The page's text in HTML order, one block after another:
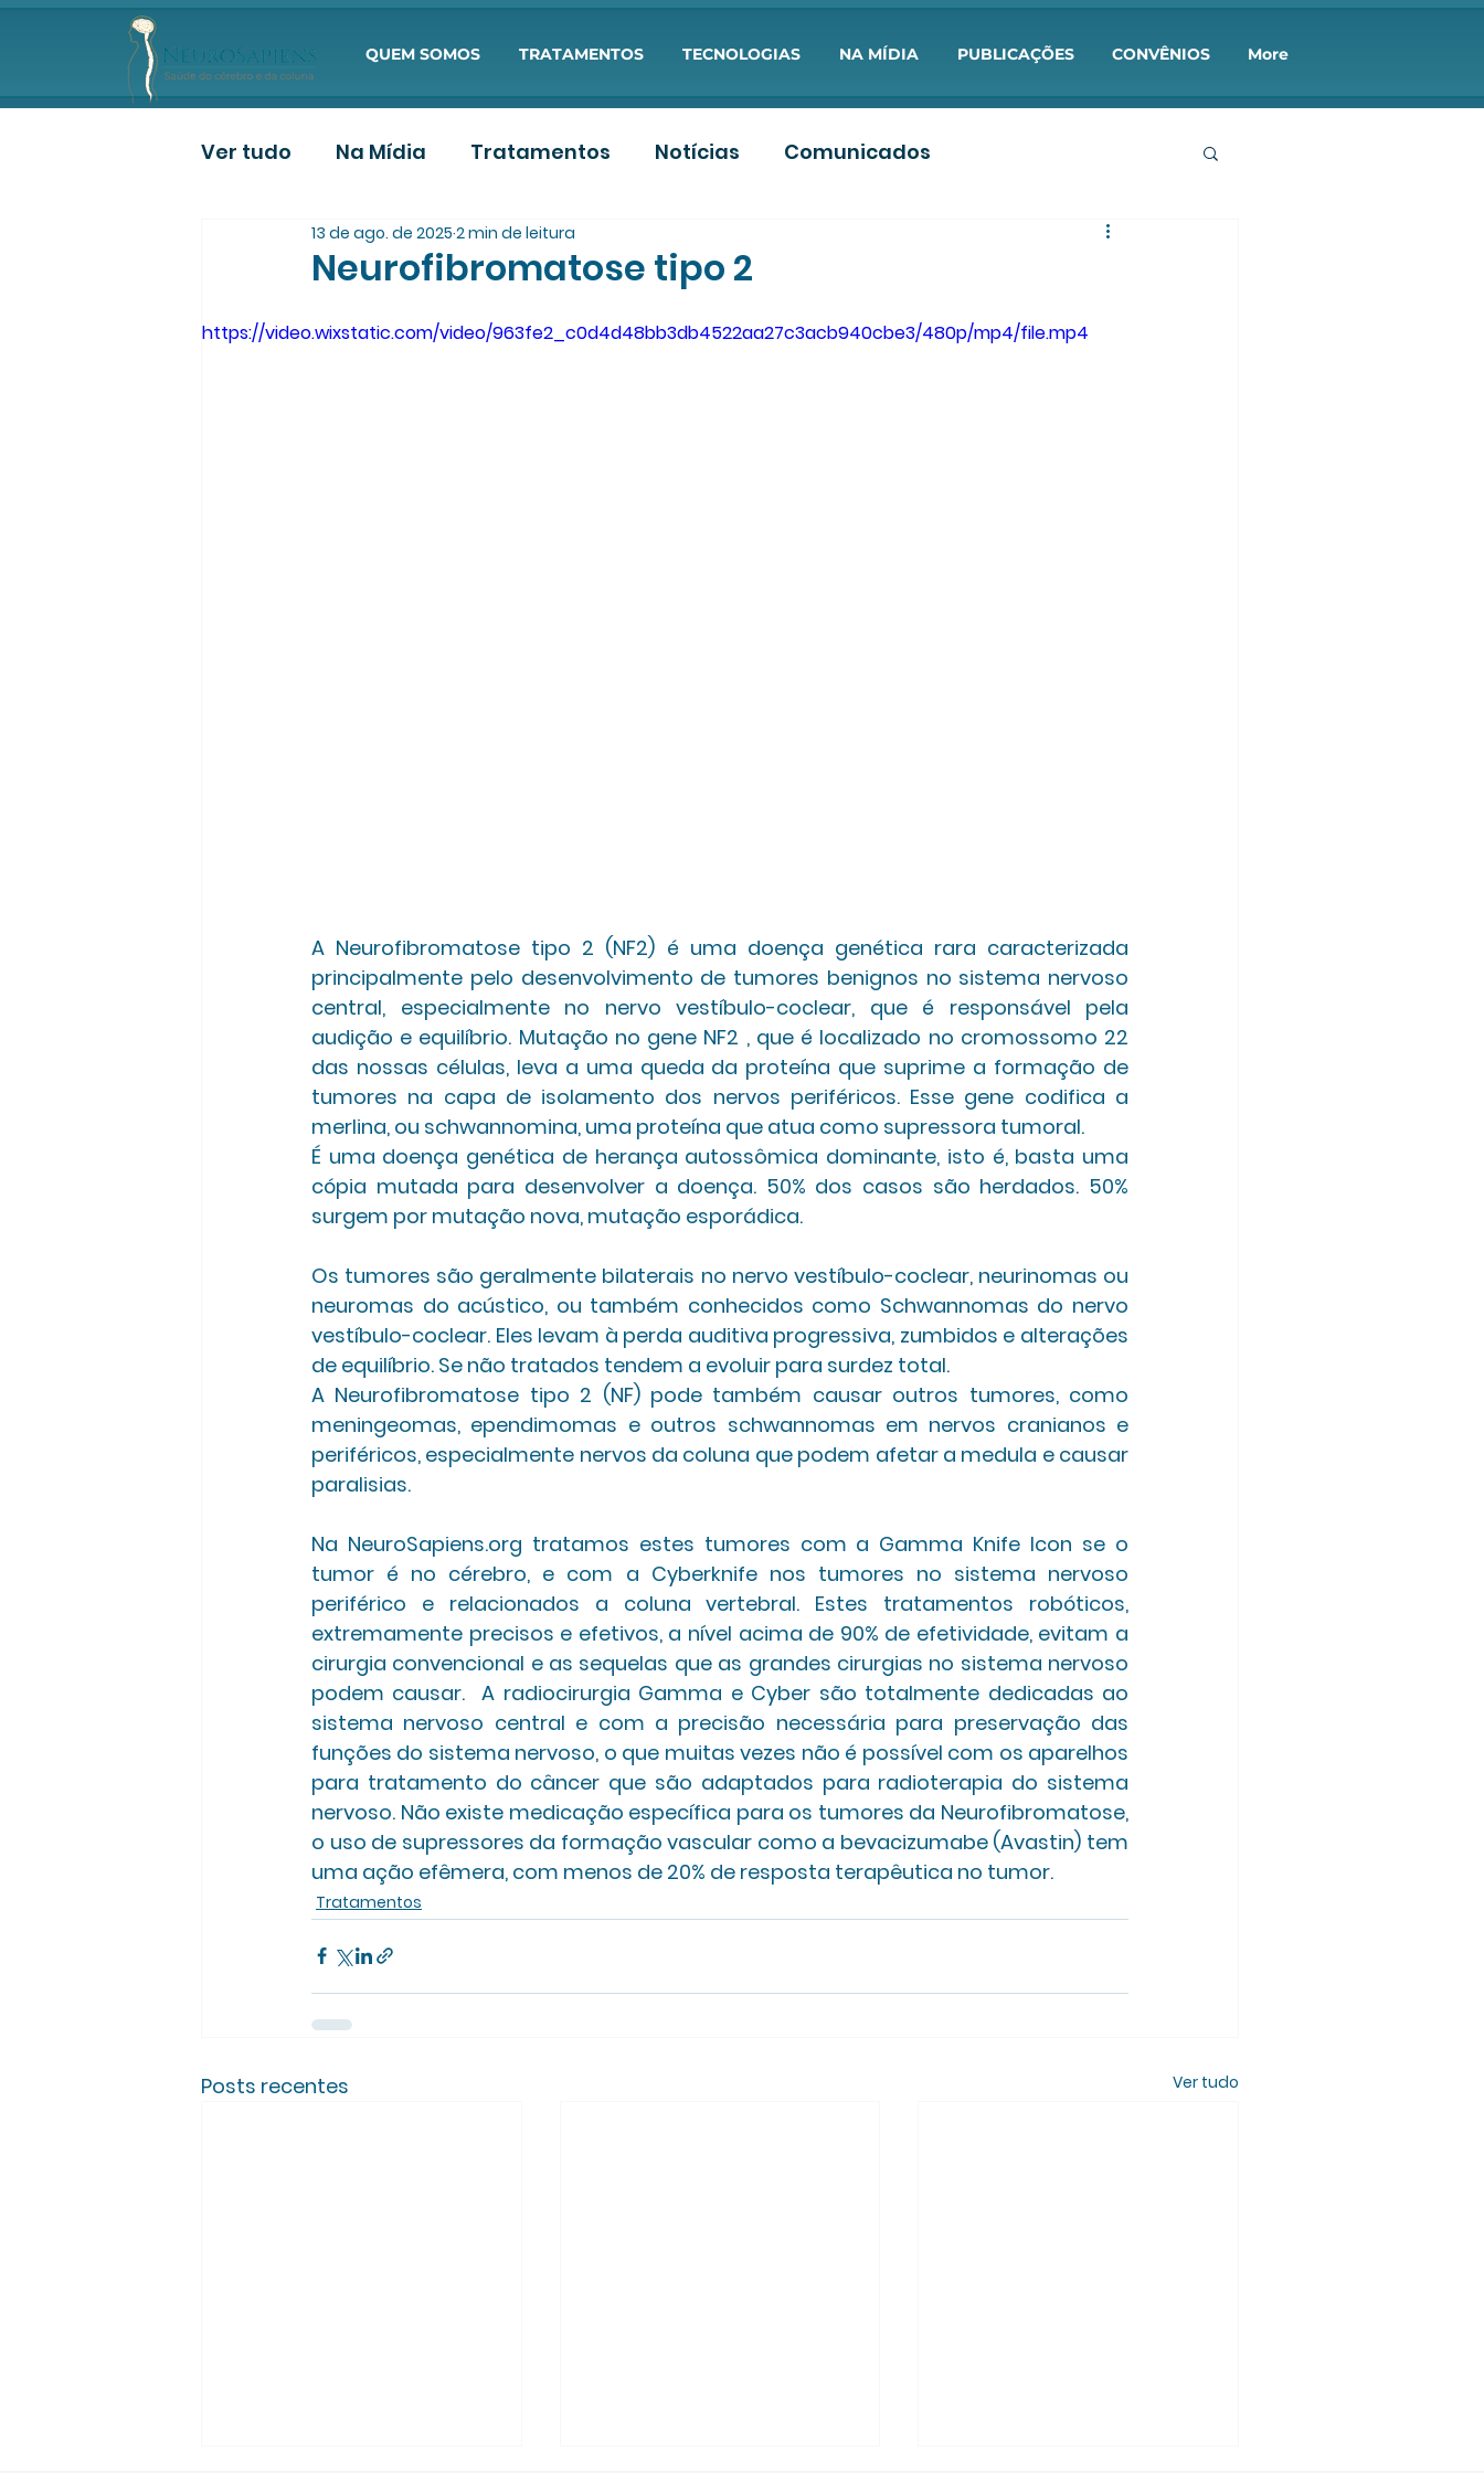
QUEM SOMOS TRATAMENTOS TECNOLOGIAS NA MÍDIA PUBLICAÇÕES CONVÊNIOS More
Ver tudo Na Mídia Tratamentos Notícias Comunicados
Deposição de Pacientes Artigos PDF
Neurofibromatose tipo 2
13 de ago. de 2025 2 min de leitura
https://video.wixstatic.com/video/963fe2_c0d4d48bb3db4522aa27c3acb940cbe3/480p/mp4/file.mp4
A Neurofibromatose tipo 2 (NF2) é uma doença genética rara caracterizada
principalmente pelo desenvolvimento de tumores benignos no sistema nervoso
central, especialmente no nervo vestíbulo-coclear, que é responsável pela
audição e equilíbrio. Mutação no gene NF2 , que é localizado no cromossomo 22
das nossas células, leva a uma queda da proteína que suprime a formação de
tumores na capa de isolamento dos nervos periféricos. Esse gene codifica a
merlina, ou schwannomina, uma proteína que atua como supressora tumoral.
É uma doença genética de herança autossômica dominante, isto é, basta uma
cópia mutada para desenvolver a doença. 50% dos casos são herdados. 50%
surgem por mutação nova, mutação esporádica.
Os tumores são geralmente bilaterais no nervo vestíbulo-coclear, neurinomas ou
neuromas do acústico, ou também conhecidos como Schwannomas do nervo
vestíbulo-coclear. Eles levam à perda auditiva progressiva, zumbidos e alterações
de equilíbrio. Se não tratados tendem a evoluir para surdez total.
A Neurofibromatose tipo 2 (NF) pode também causar outros tumores, como
meningeomas, ependimomas e outros schwannomas em nervos cranianos e
periféricos, especialmente nervos da coluna que podem afetar a medula e causar
paralisias.
Na NeuroSapiens.org tratamos estes tumores com a Gamma Knife Icon se o
tumor é no cérebro, e com a Cyberknife nos tumores no sistema nervoso
periférico e relacionados a coluna vertebral. Estes tratamentos robóticos,
extremamente precisos e efetivos, a nível acima de 90% de efetividade, evitam a
cirurgia convencional e as sequelas que as grandes cirurgias no sistema nervoso
podem causar.  A radiocirurgia Gamma e Cyber são totalmente dedicadas ao
sistema nervoso central e com a precisão necessária para preservação das
funções do sistema nervoso, o que muitas vezes não é possível com os aparelhos
para tratamento do câncer que são adaptados para radioterapia do sistema
nervoso. Não existe medicação específica para os tumores da Neurofibromatose,
o uso de supressores da formação vascular como a bevacizumabe (Avastin) tem
uma ação efêmera, com menos de 20% de resposta terapêutica no tumor.
Tratamentos
Posts recentes Ver tudo